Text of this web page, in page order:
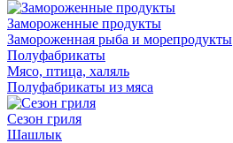
Замороженные продукты
Замороженная рыба и морепродукты
Полуфабрикаты
Мясо, птица, халяль
Полуфабрикаты из мяса
Сезон гриля
Шашлык